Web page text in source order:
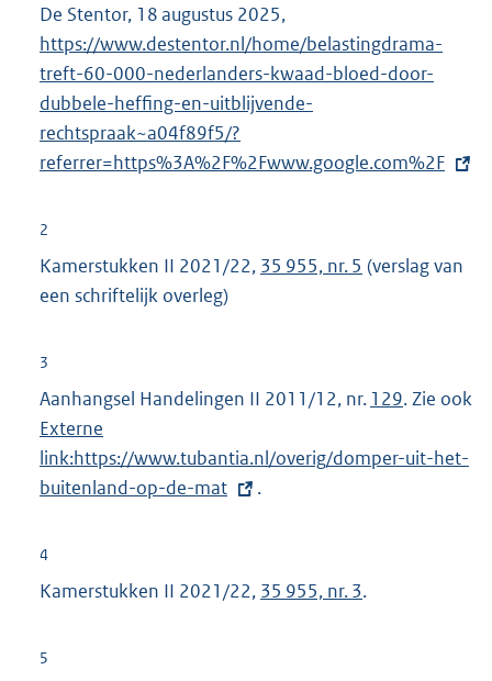
De Stentor, 18 augustus 2025,
x
t
e
n
n
https://www.destentor.nl/home/belastingdrama-
treft-60-000-nederlanders-kwaad-bloed-door-
dubbele-heffing-en-uitblijvende-
rechtspraak~a04f89f5/?
referrer=https%3A%2F%2Fwww.google.com%2F
2
Kamerstukken II 2021/22, 35 955, nr. 5 (verslag van
een schriftelijk overleg)
3
Aanhangsel Handelingen II 2011/12, nr. 129. Zie ook
E
x
t
r
i
Externe
link:https://www.tubantia.nl/overig/domper-uit-het-
buitenland-op-de-mat
.
4
Kamerstukken II 2021/22, 35 955, nr. 3.
5